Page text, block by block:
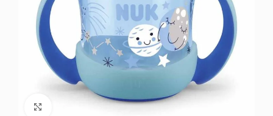
Noklikšķiniet, lai palielinātu